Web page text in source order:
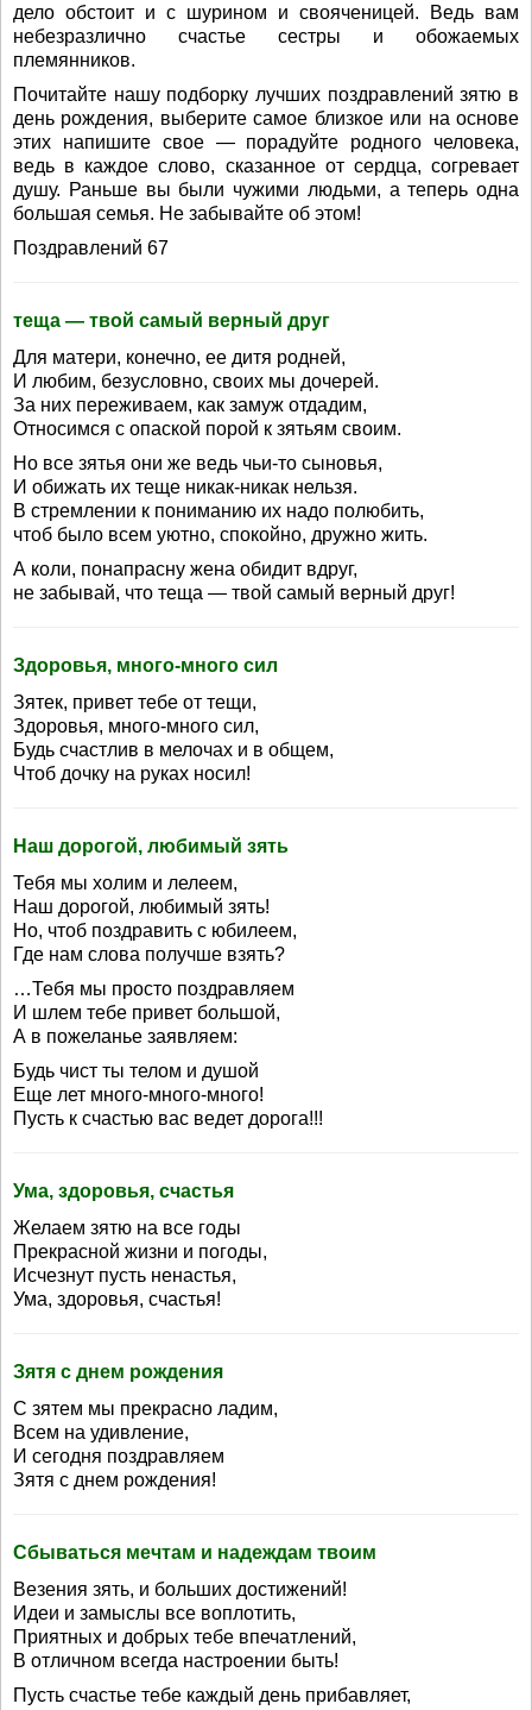
дело обстоит и с шурином и свояченицей. Ведь вам
небезразлично счастье сестры и обожаемых
племянников.
Почитайте нашу подборку лучших поздравлений зятю в
день рождения, выберите самое близкое или на основе
этих напишите свое — порадуйте родного человека,
ведь в каждое слово, сказанное от сердца, согревает
душу. Раньше вы были чужими людьми, а теперь одна
большая семья. Не забывайте об этом!
Поздравлений 67
теща — твой самый верный друг
Для матери, конечно, ее дитя родней,
И любим, безусловно, своих мы дочерей.
За них переживаем, как замуж отдадим,
Относимся с опаской порой к зятьям своим.
Но все зятья они же ведь чьи-то сыновья,
И обижать их теще никак-никак нельзя.
В стремлении к пониманию их надо полюбить,
чтоб было всем уютно, спокойно, дружно жить.
А коли, понапрасну жена обидит вдруг,
не забывай, что теща — твой самый верный друг!
Здоровья, много-много сил
Зятек, привет тебе от тещи,
Здоровья, много-много сил,
Будь счастлив в мелочах и в общем,
Чтоб дочку на руках носил!
Наш дорогой, любимый зять
Тебя мы холим и лелеем,
Наш дорогой, любимый зять!
Но, чтоб поздравить с юбилеем,
Где нам слова получше взять?
…Тебя мы просто поздравляем
И шлем тебе привет большой,
А в пожеланье заявляем:
Будь чист ты телом и душой
Еще лет много-много-много!
Пусть к счастью вас ведет дорога!!!
Ума, здоровья, счастья
Желаем зятю на все годы
Прекрасной жизни и погоды,
Исчезнут пусть ненастья,
Ума, здоровья, счастья!
Зятя с днем рождения
С зятем мы прекрасно ладим,
Всем на удивление,
И сегодня поздравляем
Зятя с днем рождения!
Сбываться мечтам и надеждам твоим
Везения зять, и больших достижений!
Идеи и замыслы все воплотить,
Приятных и добрых тебе впечатлений,
В отличном всегда настроении быть!
Пусть счастье тебе каждый день прибавляет,